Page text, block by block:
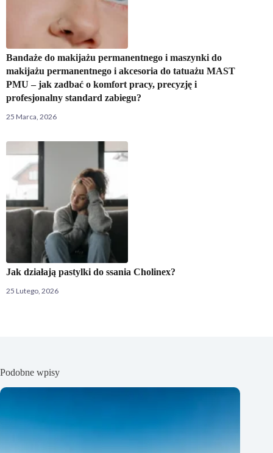
Bandaże do makijażu permanentnego i maszynki do
makijażu permanentnego i akcesoria do tatuażu MAST
PMU – jak zadbać o komfort pracy, precyzję i
profesjonalny standard zabiegu?
25 Marca, 2026
Jak działają pastylki do ssania Cholinex?
25 Lutego, 2026
Podobne wpisy